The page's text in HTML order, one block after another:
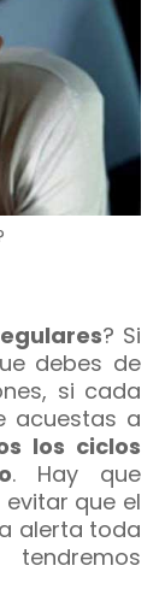
? Si
debes de
si cada
acuestas a
los ciclos
. Hay que
que el
alerta toda